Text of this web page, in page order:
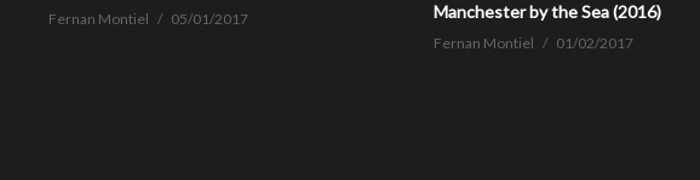
Fernan Montiel 05/01/2017
Manchester by the Sea (2016)
Fernan Montiel 01/02/2017